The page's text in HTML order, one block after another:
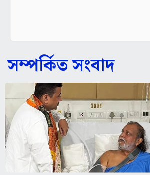
সম্পর্কিত সংবাদ